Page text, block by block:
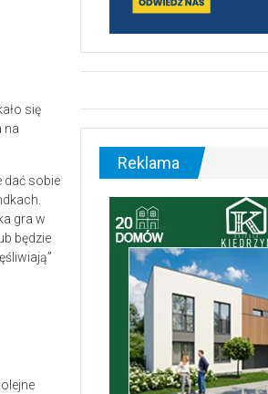
się
na
dać sobie
gra w
będzie
Reklama